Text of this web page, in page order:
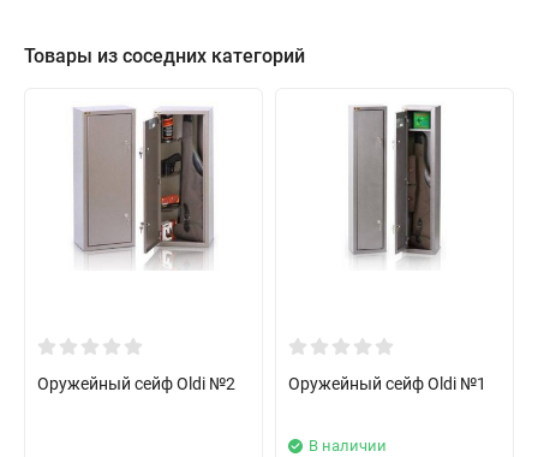
Товары из соседних категорий
Оружейный сейф Oldi №2 Оружейный сейф Oldi №1
В наличии